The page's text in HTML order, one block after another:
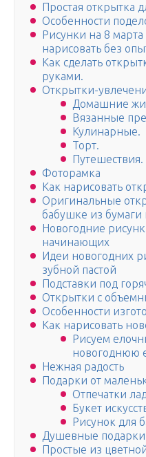
Простая открытка
Особенности
Рисунки на 8
нарисовать без
Как сделать
руками.
Открытки-
Домашние
Вязанные
Кулинарные.
Торт.
Путешествия.
Фоторамка
Как нарисовать
Оригинальные
бабушке из бумаги
Новогодние
начинающих
Идеи новогодних
зубной пастой
Подставки под
Открытки с
Особенности
Как нарисовать
Рисуем
новогоднюю
Нежная радость
Подарки от
Отпечатки
Букет
Рисунок для
Душевные подарки
Простые из